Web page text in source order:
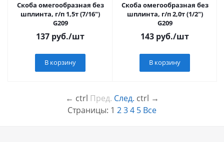
Скоба омегообразная без
шплинта, г/п 1,5т (7/16")
G209
137 руб./шт
В корзину
Скоба омегообразная без
шплинта, г/п 2,0т (1/2")
G209
143 руб./шт
В корзину
← ctrl Пред. След. ctrl →
Страницы: 1 234 5 Все